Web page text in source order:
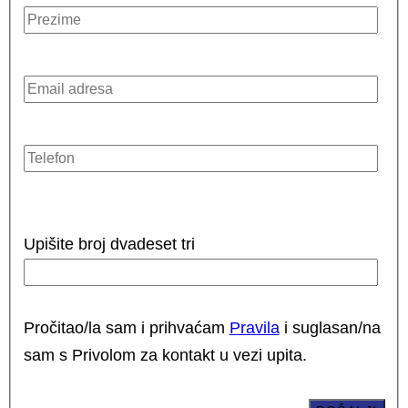
Upišite broj dvadeset tri
Pročitao/la sam i prihvaćam Pravilai suglasan/na
sam s Privolom za kontakt u vezi upita.